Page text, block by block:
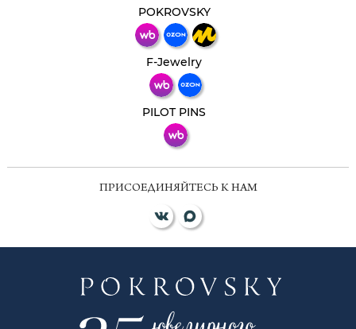
POKROVSKY
F-Jewelry
PILOT PINS
ПРИСОЕДИНЯЙТЕСЬ К НАМ